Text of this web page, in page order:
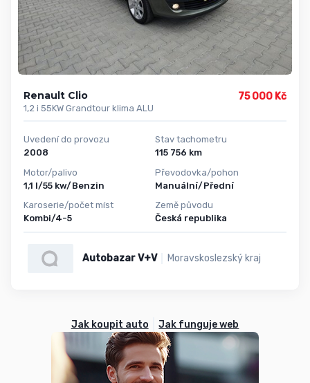
Renault Clio
1,2 i 55KW Grandtour klima ALU
75 000 Kč
Uvedení do provozu
2008
Motor/palivo
1,1 l/55 kw/Benzin
Karoserie/počet míst
Kombi/4-5
Stav tachometru
115 756 km
Převodovka/pohon
Manuální/Přední
Země původu
Česká republika
Autobazar V+V Moravskoslezský kraj
Jak koupit auto Jak funguje web